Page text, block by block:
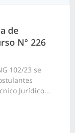
de
N° 226
102/23 se
Jurídico...